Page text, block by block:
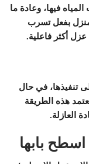
فيها، وعادة ما
بفعل تسرب
عزل أكثر فاعلية.
تنفيذها، في حال
هذه الطريقة
العازلة.
بابها